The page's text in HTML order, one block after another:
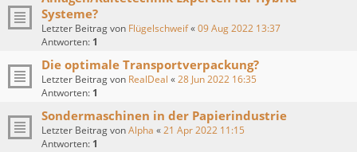
Systeme?
Letzter Beitrag von Flügelschweif«09 Aug 2022 13:37
Antworten: 1
Die optimale Transportverpackung?
Letzter Beitrag von RealDeal «28 Jun 2022 16:35
Antworten: 1
Sondermaschinen in der Papierindustrie
Letzter Beitrag vonAlpha «21 Apr 2022 11:15
Antworten: 1